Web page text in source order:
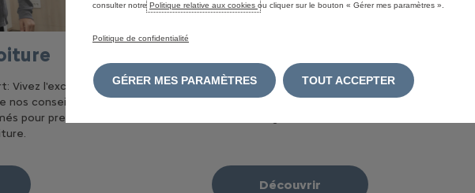
Vivez l'excellence
nos conseillers et
pour prendre soin
Avec une large gamme de services connectés, Citroën vous
offre une expérience de conduite sans tracas et encore plus
Découvrir
consulter notre Politique relative aux cookies ou cliquer sur le bouton « Gérer mes paramètres ».
Politique de confidentialité
GÉRER MES PARAMÈTRES TOUT ACCEPTER